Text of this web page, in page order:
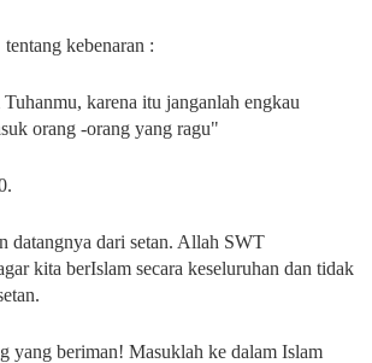
tentang kebenaran :
karena itu janganlah engkau
orang -orang yang ragu"
datangnya dari setan. Allah SWT
kita berIslam secara keseluruhan dan tidak
yang beriman! Masuklah ke dalam Islam